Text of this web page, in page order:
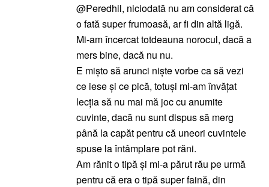
@Peredhil, niciodată nu am considerat că
o fată super frumoasă, ar fi din altă ligă.
Mi-am încercat totdeauna norocul, dacă a
mers bine, dacă nu nu.
E mișto să arunci niște vorbe ca să vezi
ce iese și ce pică, totuși mi-am învățat
lecția să nu mai mă joc cu anumite
cuvinte, dacă nu sunt dispus să merg
până la capăt pentru că uneori cuvintele
spuse la întâmplare pot răni.
Am rănit o tipă și mi-a părut rău pe urmă
pentru că era o tipă super faină, din